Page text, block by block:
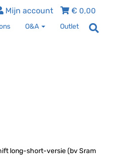
€ 0,00
Mijn account
O&A Outlet
long-short-versie (bv Sram